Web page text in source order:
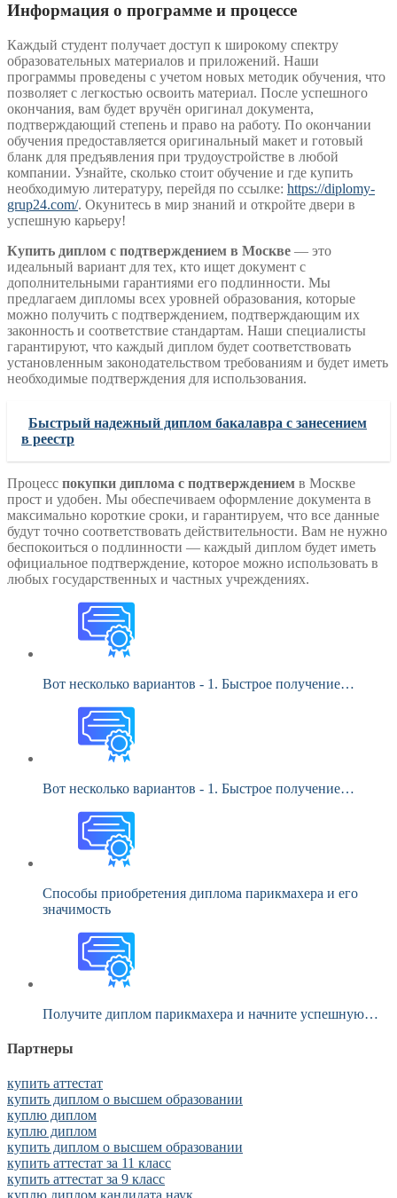
Информация о программе и процессе
Каждый студент получает доступ к широкому спектру
образовательных материалов и приложений. Наши
программы проведены с учетом новых методик обучения, что
позволяет с легкостью освоить материал. После успешного
окончания, вам будет вручён оригинал документа,
подтверждающий степень и право на работу. По окончании
обучения предоставляется оригинальный макет и готовый
бланк для предъявления при трудоустройстве в любой
компании. Узнайте, сколько стоит обучение и где купить
необходимую литературу, перейдя по ссылке: https://diplomy-
grup24.com/. Окунитесь в мир знаний и откройте двери в
успешную карьеру!
Купить диплом с подтверждением в Москве — это
идеальный вариант для тех, кто ищет документ с
дополнительными гарантиями его подлинности. Мы
предлагаем дипломы всех уровней образования, которые
можно получить с подтверждением, подтверждающим их
законность и соответствие стандартам. Наши специалисты
гарантируют, что каждый диплом будет соответствовать
установленным законодательством требованиям и будет иметь
необходимые подтверждения для использования.
Быстрый надежный диплом бакалавра с занесением
в реестр
Процесс покупки диплома с подтверждением в Москве
прост и удобен. Мы обеспечиваем оформление документа в
максимально короткие сроки, и гарантируем, что все данные
будут точно соответствовать действительности. Вам не нужно
беспокоиться о подлинности — каждый диплом будет иметь
официальное подтверждение, которое можно использовать в
любых государственных и частных учреждениях.
Вот несколько вариантов - 1. Быстрое получение…
Вот несколько вариантов - 1. Быстрое получение…
Способы приобретения диплома парикмахера и его
значимость
Получите диплом парикмахера и начните успешную…
Партнеры
купить аттестат
купить диплом о высшем образовании
куплю диплом
куплю диплом
купить диплом о высшем образовании
купить аттестат за 11 класс
купить аттестат за 9 класс